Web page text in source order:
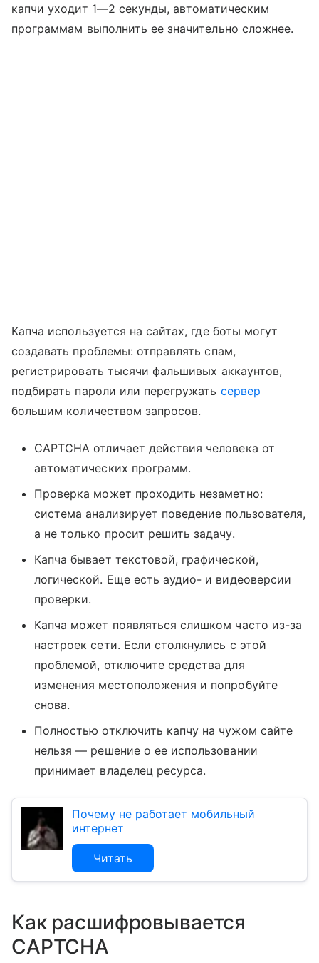
капчи уходит 1—2 секунды, автоматическим
программам выполнить ее значительно сложнее.
Капча используется на сайтах, где боты могут
создавать проблемы: отправлять спам,
регистрировать тысячи фальшивых аккаунтов,
подбирать пароли или перегружать сервер
большим количеством запросов.
CAPTCHA отличает действия человека от
автоматических программ.
Проверка может проходить незаметно:
система анализирует поведение пользователя,
а не только просит решить задачу.
Капча бывает текстовой, графической,
логической. Еще есть аудио- и видеоверсии
проверки.
Капча может появляться слишком часто из-за
настроек сети. Если столкнулись с этой
проблемой, отключите средства для
изменения местоположения и попробуйте
снова.
Полностью отключить капчу на чужом сайте
нельзя — решение о ее использовании
принимает владелец ресурса.
Почему не работает мобильный
интернет
Читать
Как расшифровывается
CAPTCHA